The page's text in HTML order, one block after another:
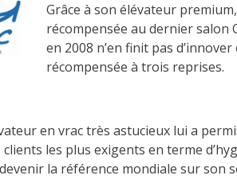
Grâce à son élévateur premium,
récompensée au dernier salon
en 2008 n’en finit pas
récompensée à trois reprises.
en vrac très astucieux lui a
les plus exigents en terme
la référence mondiale sur son